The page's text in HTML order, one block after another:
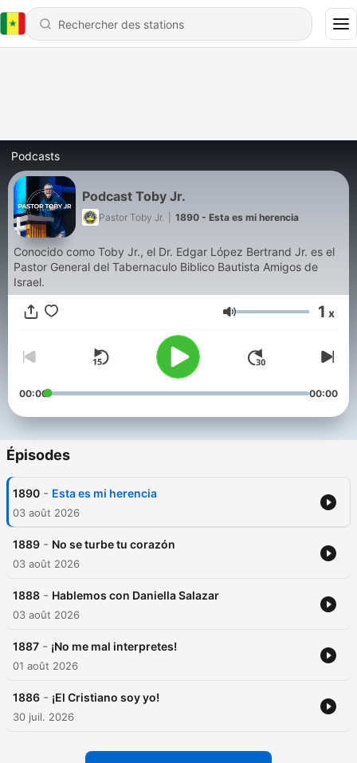
Podcasts
Podcast Toby Jr.
Pastor Toby Jr. 1890 - Esta es mi herencia
Conocido como Toby Jr., el Dr. Edgar López Bertrand Jr. es el
Pastor General del Tabernaculo Biblico Bautista Amigos de
Israel.
Volume 1 x
00:00 00:00
Épisodes
1890 - Esta es mi herencia
03 août 2026
1889 - No se turbe tu corazón
03 août 2026
1888 - Hablemos con Daniella Salazar
03 août 2026
1887 - ¡No me mal interpretes!
01 août 2026
1886 - ¡El Cristiano soy yo!
30 juil. 2026